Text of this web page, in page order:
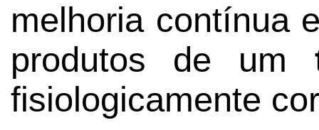
melhoria contínua
produtos de um
fisiologicamente